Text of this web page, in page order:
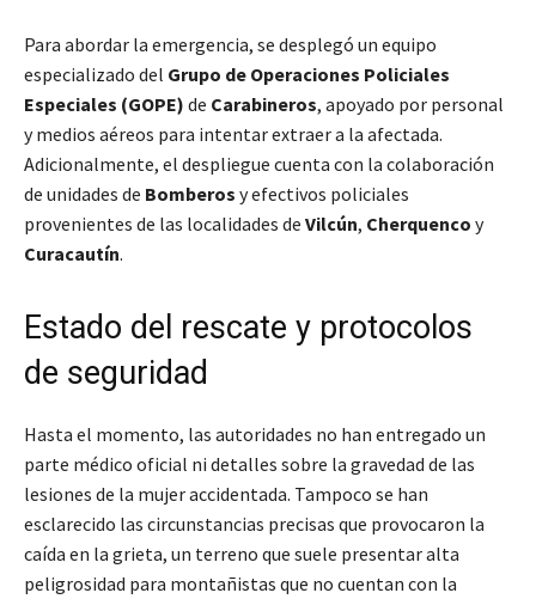
Para abordar la emergencia, se desplegó un equipo
especializado del Grupo de Operaciones Policiales
Especiales (GOPE) de Carabineros, apoyado por personal
y medios aéreos para intentar extraer a la afectada.
Adicionalmente, el despliegue cuenta con la colaboración
de unidades de Bomberos y efectivos policiales
provenientes de las localidades de Vilcún, Cherquenco y
Curacautín.
Estado del rescate y protocolos
de seguridad
Hasta el momento, las autoridades no han entregado un
parte médico oficial ni detalles sobre la gravedad de las
lesiones de la mujer accidentada. Tampoco se han
esclarecido las circunstancias precisas que provocaron la
caída en la grieta, un terreno que suele presentar alta
peligrosidad para montañistas que no cuentan con la